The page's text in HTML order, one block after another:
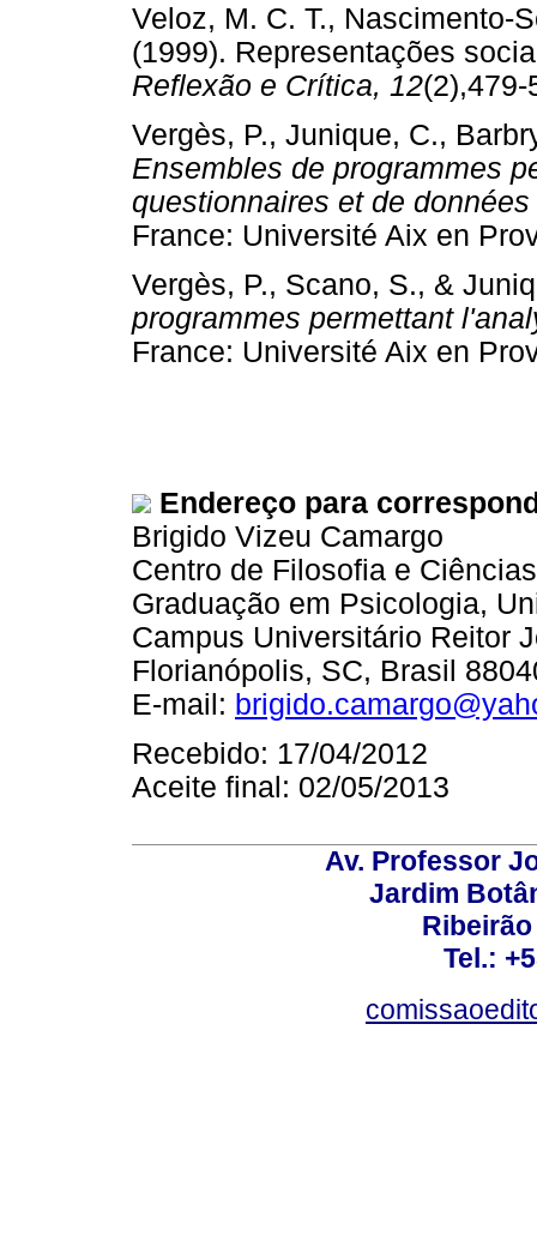
Veloz, M. C. T., Nascimento-
(1999). Representações
Reflexão e Crítica, 12
Vergès, P., Junique, C.,
Ensembles de programmes
questionnaires et de
France: Université Aix en
Vergès, P., Scano, S., &
programmes permettant
France: Université Aix en
Endereço para
Brigido Vizeu Camargo
Centro de Filosofia e
Graduação em Psicologia,
Campus Universitário Reitor
Florianópolis, SC, Brasil
E-mail:
Recebido: 17/04/2012
Aceite final: 02/05/2013
Av. Professor
Jardim
Tel.: